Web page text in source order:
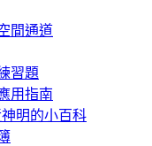
間通道
習題
用指南
明的小百科